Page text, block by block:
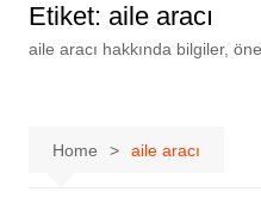
Etiket: aile aracı
aile aracı hakkında bilgiler,
Home aile aracı